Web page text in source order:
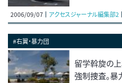
2006/09/07 アクセスジャーナル編集部2
#右翼・暴力団
留学斡旋の
強制捜査。